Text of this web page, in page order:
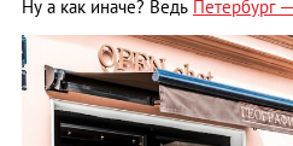
Ну а как иначе? Ведь Петербург